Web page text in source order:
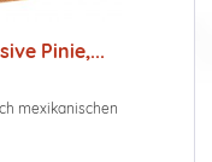
Pinie,...
mexikanischen